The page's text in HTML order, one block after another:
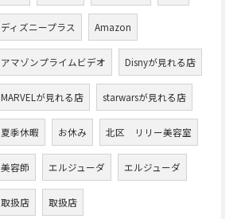
ディズニープラス Amazon
アマゾンプライムビデオ Disnyが見れる店
MARVELが見れる店 starwarsが見れる店
夏季休暇 お休み 北区 リリー美容室
美容師 エルジューダ エルジューダ
取扱店 取扱店